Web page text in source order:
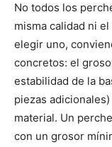
No todos los
misma calidad ni
elegir uno,
concretos: el
estabilidad de la
piezas
material. Un
con un grosor